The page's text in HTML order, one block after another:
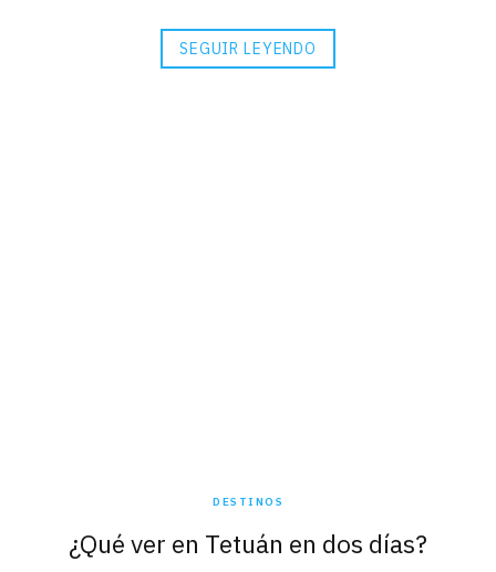
SEGUIR LEYENDO
DESTINOS
¿Qué ver en Tetuán en dos días?